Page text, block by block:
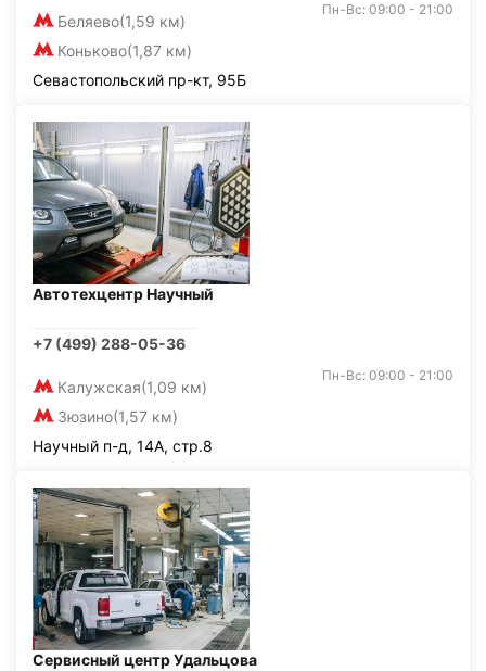
Беляево(1,59 км)
Коньково(1,87 км)
Пн-Вс: 09:00 - 21:00
Севастопольский пр-кт, 95Б
Автотехцентр Научный
+7 (499) 288-05-36
Калужская(1,09 км)
Зюзино(1,57 км)
Пн-Вс: 09:00 - 21:00
Научный п-д, 14А, стр.8
Сервисный центр Удальцова